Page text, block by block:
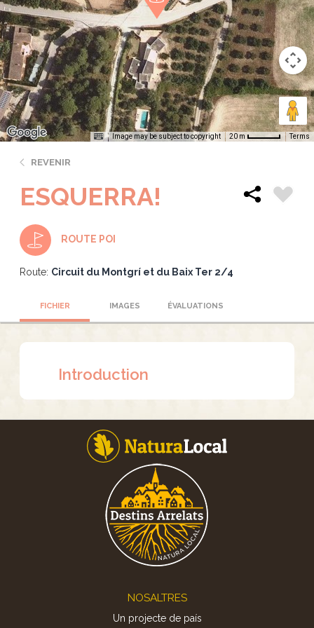
Image may be subject to copyright 20 m Terms
REVENIR
ESQUERRA!
ROUTE POI
Route: Circuit du Montgrí et du Baix Ter 2/4
FICHIER IMAGES ÉVALUATIONS
Introduction
NOSALTRES
Un projecte de país